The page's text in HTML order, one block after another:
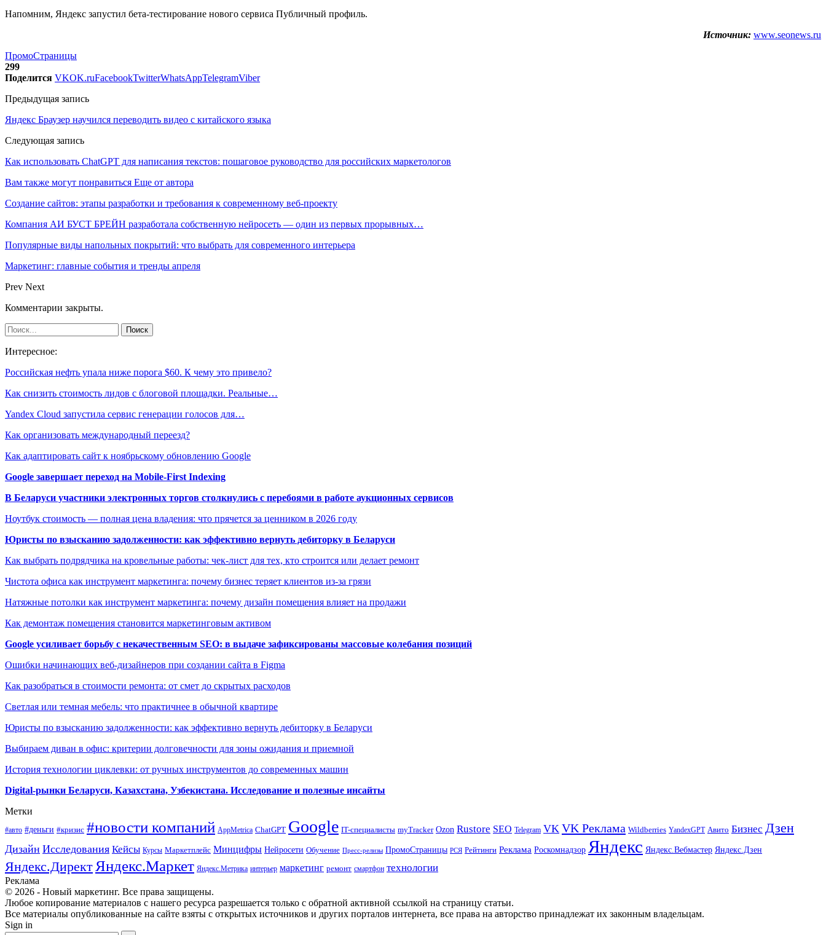
Напомним, Яндекс запустил бета-тестирование нового сервиса Публичный профиль.
Источник: www.seonews.ru
ПромоСтраницы
299
Поделится VKOK.ruFacebookTwitterWhatsAppTelegramViber
Предыдущая запись
Яндекс Браузер научился переводить видео с китайского языка
Следующая запись
Как использовать ChatGPT для написания текстов: пошаговое руководство для российских маркетологов
Вам также могут понравиться Еще от автора
Создание сайтов: этапы разработки и требования к современному веб-проекту
Компания АИ БУСТ БРЕЙН разработала собственную нейросеть — один из первых прорывных…
Популярные виды напольных покрытий: что выбрать для современного интерьера
Маркетинг: главные события и тренды апреля
Prev Next
Комментарии закрыты.
Интересное:
Российская нефть упала ниже порога $60. К чему это привело?
Как снизить стоимость лидов с блоговой площадки. Реальные…
Yandex Cloud запустила сервис генерации голосов для…
Как организовать международный переезд?
Как адаптировать сайт к ноябрьскому обновлению Google
Google завершает переход на Mobile-First Indexing
В Беларуси участники электронных торгов столкнулись с перебоями в работе аукционных сервисов
Ноутбук стоимость — полная цена владения: что прячется за ценником в 2026 году
Юристы по взысканию задолженности: как эффективно вернуть дебиторку в Беларуси
Как выбрать подрядчика на кровельные работы: чек-лист для тех, кто строится или делает ремонт
Чистота офиса как инструмент маркетинга: почему бизнес теряет клиентов из-за грязи
Натяжные потолки как инструмент маркетинга: почему дизайн помещения влияет на продажи
Как демонтаж помещения становится маркетинговым активом
Google усиливает борьбу с некачественным SEO: в выдаче зафиксированы массовые колебания позиций
Ошибки начинающих веб-дизайнеров при создании сайта в Figma
Как разобраться в стоимости ремонта: от смет до скрытых расходов
Светлая или темная мебель: что практичнее в обычной квартире
Юристы по взысканию задолженности: как эффективно вернуть дебиторку в Беларуси
Выбираем диван в офис: критерии долговечности для зоны ожидания и приемной
История технологии циклевки: от ручных инструментов до современных машин
Digital-рынки Беларуси, Казахстана, Узбекистана. Исследование и полезные инсайты
Метки
#авто #деньги #кризис #новости компаний AppMetrica ChatGPT Google IT-специалисты myTracker Ozon Rustore SEO Telegram VK VK Реклама Wildberries YandexGPT Авито Бизнес Дзен
Дизайн Исследования Кейсы Курсы Маркетплейс Минцифры Нейросети Обучение Пресс-релизы ПромоСтраницы РСЯ Рейтинги Реклама Роскомнадзор Яндекс Яндекс.Вебмастер Яндекс.Дзен
Яндекс.ДиректЯндекс.Маркет Яндекс.Метрика интерьер маркетинг ремонт смартфон технологии
Реклама
© 2026 - Новый маркетинг. Все права защищены.
Любое копирование материалов с нашего ресурса разрешается только с обратной активной ссылкой на страницу статьи.
Все материалы опубликованные на сайте взяты с открытых источников и других порталов интернета, все права на авторство принадлежат их законным владельцам.
Sign in